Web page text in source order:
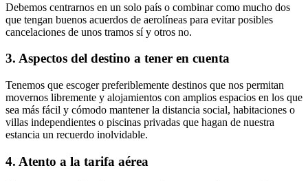
Debemos centrarnos en un solo país o combinar como mucho dos
que tengan buenos acuerdos de aerolíneas para evitar posibles
cancelaciones de unos tramos sí y otros no.
3. Aspectos del destino a tener en cuenta
Tenemos que escoger preferiblemente destinos que nos permitan
movernos libremente y alojamientos con amplios espacios en los que
sea más fácil y cómodo mantener la distancia social, habitaciones o
villas independientes o piscinas privadas que hagan de nuestra
estancia un recuerdo inolvidable.
4. Atento a la tarifa aérea